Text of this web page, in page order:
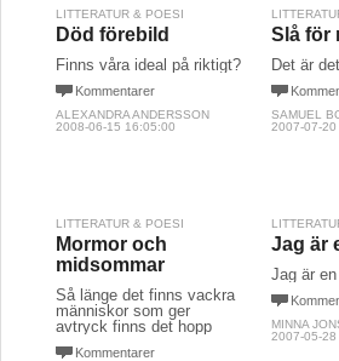
LITTERATUR & POESI
Död förebild
Finns våra ideal på riktigt?
Kommentarer
ALEXANDRA ANDERSSON
2008-06-15 16:05:00
Slå för
Det är
SAMUEL
2007-07-
LITTERATUR & POESI
Mormor och
midsommar
Så länge det finns vackra
människor som ger
avtryck finns det hopp
Kommentarer
Jag är
Jag är
MINNA
2007-05-